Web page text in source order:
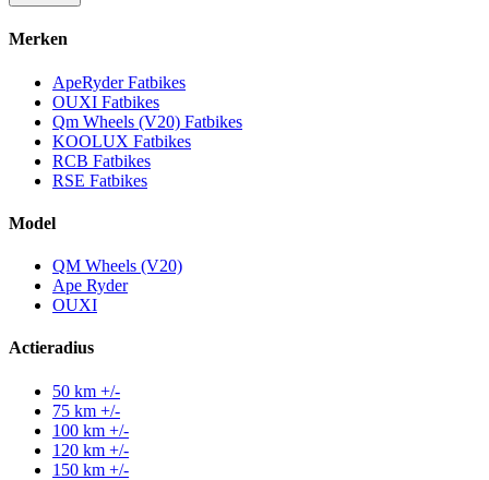
Merken
ApeRyder Fatbikes
OUXI Fatbikes
Qm Wheels (V20) Fatbikes
KOOLUX Fatbikes
RCB Fatbikes
RSE Fatbikes
Model
QM Wheels (V20)
Ape Ryder
OUXI
Actieradius
50 km +/-
75 km +/-
100 km +/-
120 km +/-
150 km +/-